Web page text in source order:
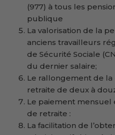
(977) à tous les
publique
La valorisation de la
anciens travailleurs
de Sécurité Sociale
du dernier salaire;
Le rallongement de
retraite de deux à
Le paiement mensuel
de retraite :
La facilitation de